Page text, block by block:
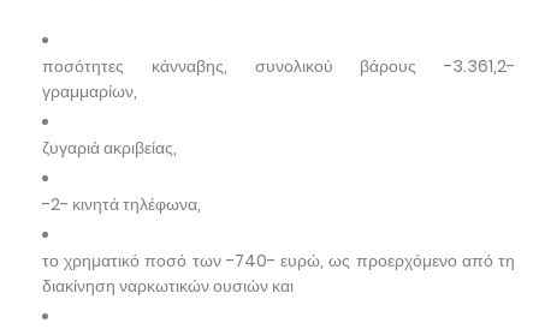
ποσότητες κάνναβης, συνολικού βάρους -3.361,2-
γραμμαρίων,
ζυγαριά ακριβείας,
-2- κινητά τηλέφωνα,
το χρηματικό ποσό των -740- ευρώ, ως προερχόμενο από τη
διακίνηση ναρκωτικών ουσιών και